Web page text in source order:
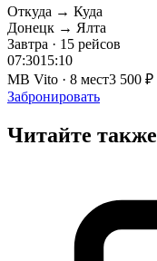
Откуда → Куда
Донецк → Ялта
Завтра · 15 рейсов
07:3015:10
MB Vito · 8 мест3 500 ₽
Забронировать
Читайте также